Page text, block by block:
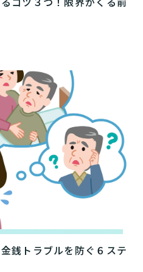
銭トラブルを防ぐ６ステ